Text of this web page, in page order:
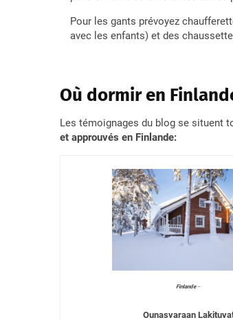
Pour les gants prévoyez
avec les enfants) et des
Où dormir en
Les témoignages du blog se situent
et approuvés en Finlande:
Finlande–
Ounasvaraan